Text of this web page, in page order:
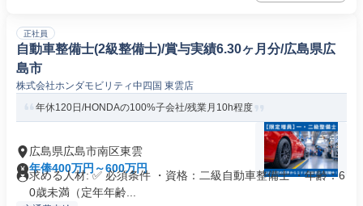
正社員
自動車整備士(2級整備士)/賞与実績6.30ヶ月分/広島県広
島市
株式会社ホンダモビリティ中四国 東雲店
年休120日/HONDAの100%子会社/残業月10h程度
広島県広島市南区東雲
年俸400万円～600万円
求める人材: ✅ 必須条件 ・資格：二級自動車整備士 ・年齢：6
0歳未満（定年年齢...